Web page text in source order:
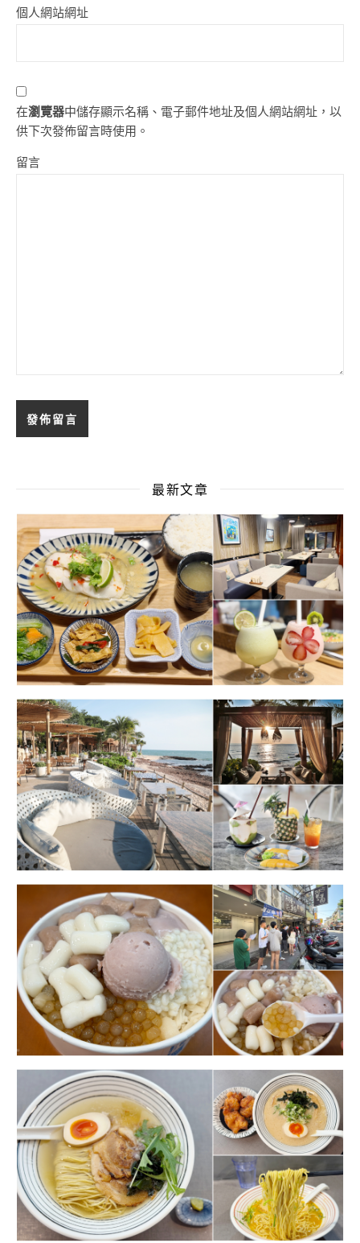
個人網站網址
在瀏覽器中儲存顯示名稱、電子郵件地址及個人網站網址，以
供下次發佈留言時使用。
留言
最新文章